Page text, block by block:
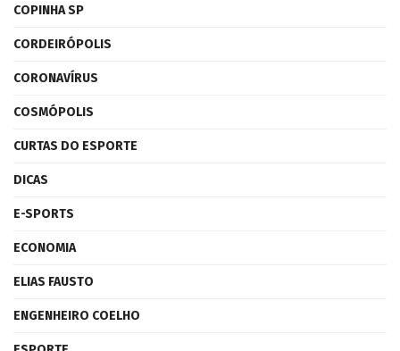
COPINHA SP
CORDEIRÓPOLIS
CORONAVÍRUS
COSMÓPOLIS
CURTAS DO ESPORTE
DICAS
E-SPORTS
ECONOMIA
ELIAS FAUSTO
ENGENHEIRO COELHO